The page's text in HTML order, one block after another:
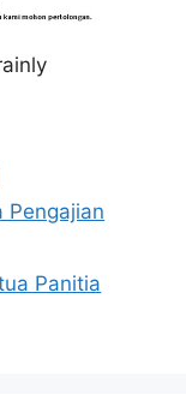
Pengajian
Panitia